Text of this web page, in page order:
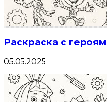
Раскраска с
05.05.2025